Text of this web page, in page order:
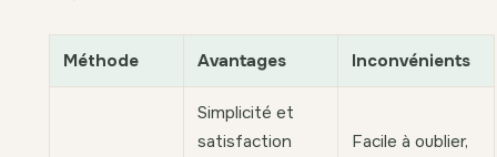
Méthode Avantages Inconvénients
Simplicité et
satisfaction
Facile à oublier,